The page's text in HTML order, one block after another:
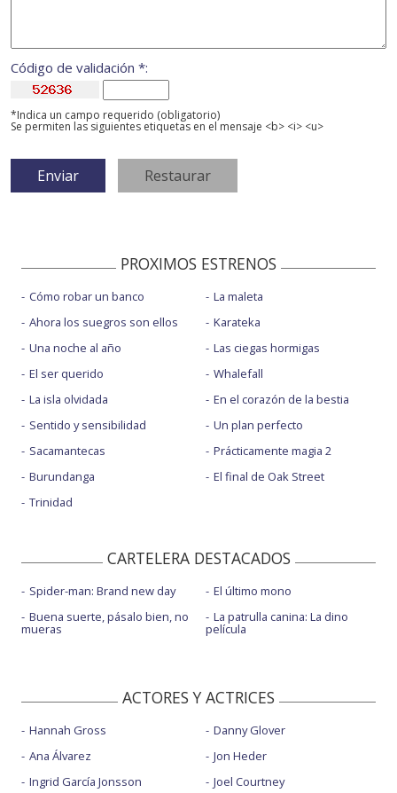
Código de validación *:
*Indica un campo requerido (obligatorio)
Se permiten las siguientes etiquetas en el mensaje <b> <i> <u>
PROXIMOS ESTRENOS
Cómo robar un banco
Ahora los suegros son ellos
Una noche al año
El ser querido
La isla olvidada
Sentido y sensibilidad
Sacamantecas
Burundanga
Trinidad
La maleta
Karateka
Las ciegas hormigas
Whalefall
En el corazón de la bestia
Un plan perfecto
Prácticamente magia 2
El final de Oak Street
CARTELERA DESTACADOS
Spider-man: Brand new day
Buena suerte, pásalo bien, no
mueras
El último mono
La patrulla canina: La dino
película
ACTORES Y ACTRICES
Hannah Gross
Ana Álvarez
Ingrid García Jonsson
Danny Glover
Jon Heder
Joel Courtney